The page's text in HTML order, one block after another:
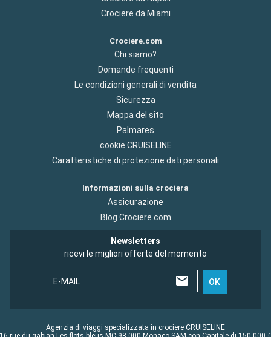
Crociere da Miami
Crociere.com
Chi siamo?
Domande frequenti
Le condizioni generali di vendita
Sicurezza
Mappa del sito
Palmares
cookie CRUISELINE
Caratteristiche di protezione dati personali
Informazioni sulla crociera
Assicurazione
Blog Crociere.com
Newsletters
ricevi le migliori offerte del momento
E-MAIL OK
Agenzia di viaggi specializzata in crociere CRUISELINE